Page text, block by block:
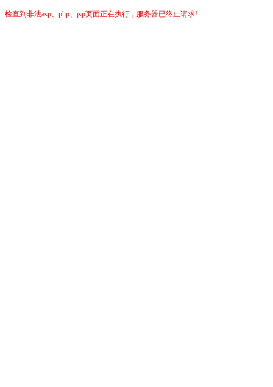
检查到非法asp、php、jsp页面正在执行，服务器已终止请求!